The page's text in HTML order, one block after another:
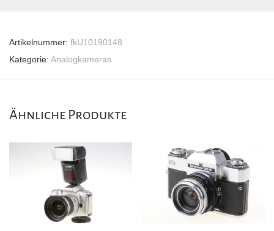
Artikelnummer: fkU10190148
Kategorie: Analogkameras
Ähnliche Produkte